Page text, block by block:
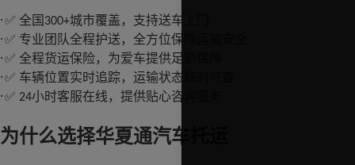
·✅ 全国 300+城市覆盖，支持送车上门
·✅ 专业团队全程护送，全方位保障运输安全
·✅ 全程货运保险，为爱车提供足额保障
·✅ 车辆位置实时追踪，运输状态随时可查
·✅ 24小时客服在线，提供贴心咨询服务
为什么选择华夏通汽车托运